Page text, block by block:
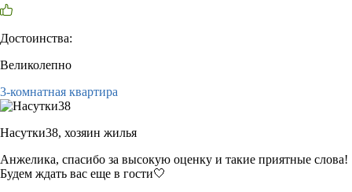
Достоинства:
Великолепно
3-комнатная квартира
Насутки38, хозяин жилья
Анжелика, спасибо за высокую оценку и такие приятные слова!
Будем ждать вас еще в гости🤍